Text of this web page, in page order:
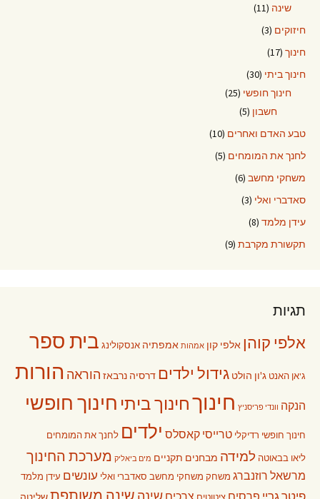
שינה (11)
חיזוקים (3)
חינוך (17)
חינוך ביתי (30)
חינוך חופשי (25)
חשבון (5)
טבע האדם ואחרים (10)
לחנך את המומחים (5)
משחקי מחשב (6)
סאדברי ואלי (3)
עידן מלמד (8)
תקשורת מקרבת (9)
תגיות
אלפי קוהן אלפי קון אמהות אמפתיה אנסקולינג בית ספר
ג'אן האנט ג'ון הולט גידול ילדים דרסיה נרבאז הוראה הורות
הנקה וונדי פריסניץ חינוךחינוך ביתי חינוך חופשי
חינוך חופשי רדיקלי טרייסי קאסלס ילדים לחנך את המומחים
ליאו בבאוטה למידה מבחנים תקניים מים ביאליק מערכת החינוך
מרשאל רוזנברג משחק משחקי מחשב סאדברי ואלי עונשים עידן מלמד